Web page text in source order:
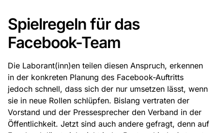
Spielregeln für das
Facebook-Team
Die Laborant(inn)en teilen diesen Anspruch, erkennen
in der konkreten Planung des Facebook-Auftritts
jedoch schnell, dass sich der nur umsetzen lässt, wenn
sie in neue Rollen schlüpfen. Bislang vertraten der
Vorstand und der Pressesprecher den Verband in der
Öffentlichkeit. Jetzt sind auch andere gefragt, denn auf